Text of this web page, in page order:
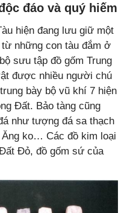
đáo và quý hiếm
hiện đang lưu giữ một
những con tàu đắm ở
sưu tập đồ gốm Trung
được nhiều người chú
bày bộ vũ khí 7 hiện
Đất. Bảo tàng cũng
như tượng đá sa thạch
ko… Các đồ kim loại
Đỏ, đồ gốm sứ của